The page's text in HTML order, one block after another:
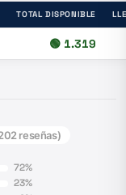
TOTAL DISPONIBLE
🟢 1.319
reseñas)
72%
23%